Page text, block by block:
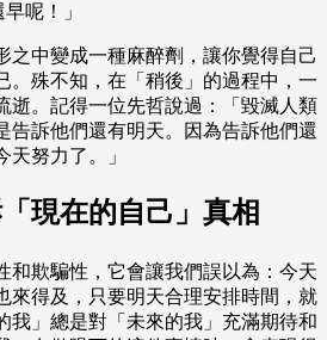
呢！」
之中變成一種麻醉劑，讓你覺得自己
。殊不知，在「稍後」的過程中，一
逝。記得一位先哲說過：「毀滅人類
告訴他們還有明天。因為告訴他們還
努力了。」
現在的自己」真相
和欺騙性，它會讓我們誤以為：今天
來得及，只要明天合理安排時間，就
我」總是對「未來的我」充滿期待和